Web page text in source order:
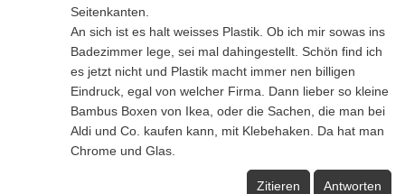
Seitenkanten.
An sich ist es halt weisses Plastik. Ob ich mir sowas ins
Badezimmer lege, sei mal dahingestellt. Schön find ich
es jetzt nicht und Plastik macht immer nen billigen
Eindruck, egal von welcher Firma. Dann lieber so kleine
Bambus Boxen von Ikea, oder die Sachen, die man bei
Aldi und Co. kaufen kann, mit Klebehaken. Da hat man
Chrome und Glas.
Zitieren Antworten